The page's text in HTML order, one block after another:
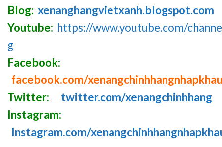
Blog: xenanghangvietxanh.blogspot.com
Youtube: https://www.youtube.com/
g
Facebook:
facebook.com/xenangchinhhangnhapkhau
Twitter:
twitter.com/xenangchinhhang
Instagram:
Instagram.com/